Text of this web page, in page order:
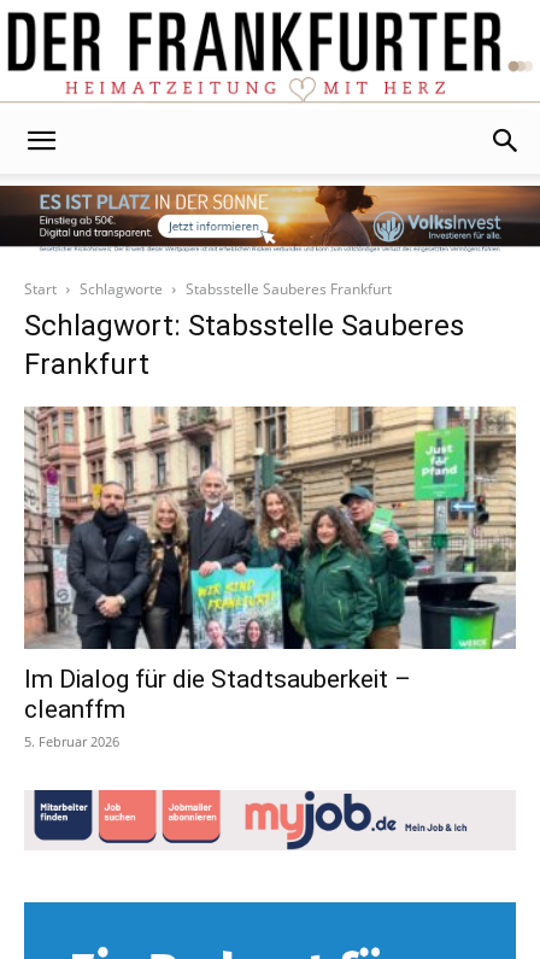
Start
Schlagworte Stabsstelle Sauberes Frankfurt
Schlagwort: Stabsstelle Sauberes
Frankfurt
Im Dialog für die Stadtsauberkeit –
cleanffm
5. Februar 2026